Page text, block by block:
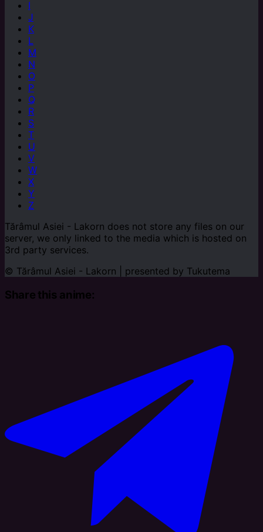
I
J
K
L
M
N
O
P
Q
R
S
T
U
V
W
X
Y
Z
Tărâmul Asiei - Lakorn does not store any files on our
server, we only linked to the media which is hosted on
3rd party services.
© Tărâmul Asiei - Lakorn | presented by Tukutema
Share this anime: